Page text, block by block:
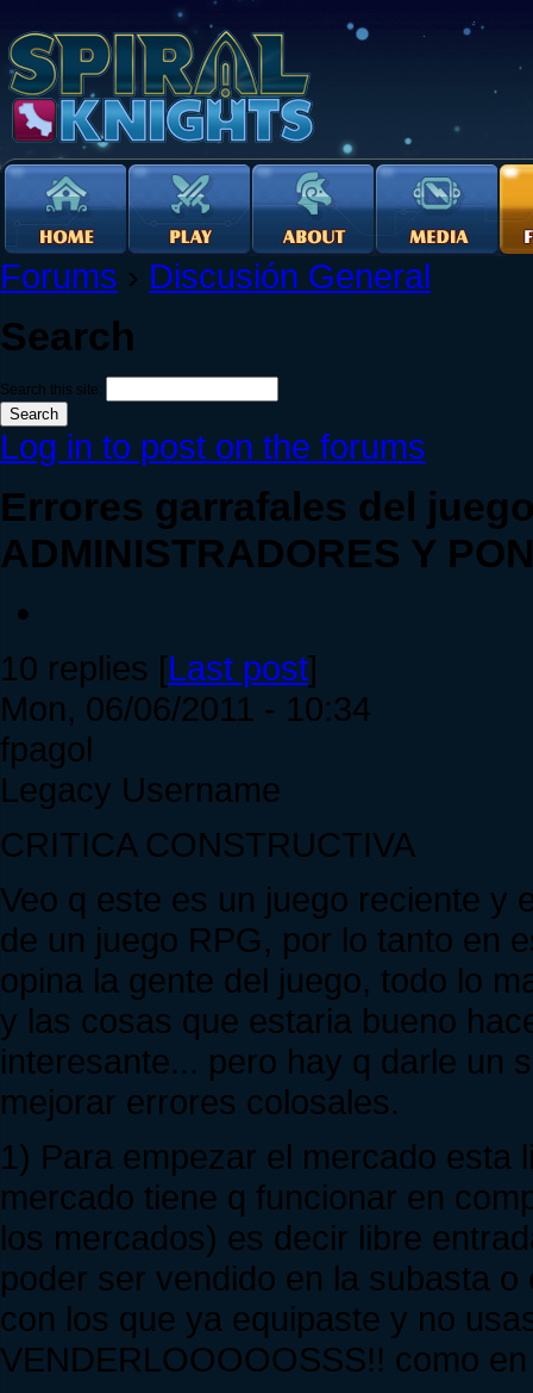
Forums › Discusión General
Search
Search this site:
Log in to post on the forums
Errores garrafales del
ADMINISTRADORES Y
10 replies [Last post]
Mon, 06/06/2011 - 10:34
fpagol
Legacy Username
CRITICA CONSTRUCTIVA
Veo q este es un juego reciente y
de un juego RPG, por lo tanto en
opina la gente del juego, todo lo
y las cosas que estaria bueno
interesante... pero hay q darle un
mejorar errores colosales.
1) Para empezar el mercado esta
mercado tiene q funcionar en
los mercados) es decir libre
poder ser vendido en la subasta
con los que ya equipaste y no
VENDERLOOOOOSSS!! como